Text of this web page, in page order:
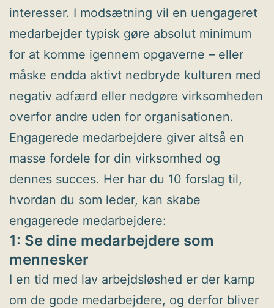
interesser. I modsætning vil en uengageret
medarbejder typisk gøre absolut minimum
for at komme igennem opgaverne – eller
måske endda aktivt nedbryde kulturen med
negativ adfærd eller nedgøre virksomheden
overfor andre uden for organisationen.
Engagerede medarbejdere giver altså en
masse fordele for din virksomhed og
dennes succes. Her har du 10 forslag til,
hvordan du som leder, kan skabe
engagerede medarbejdere:
1: Se dine medarbejdere som
mennesker
I en tid med lav arbejdsløshed er der kamp
om de gode medarbejdere, og derfor bliver